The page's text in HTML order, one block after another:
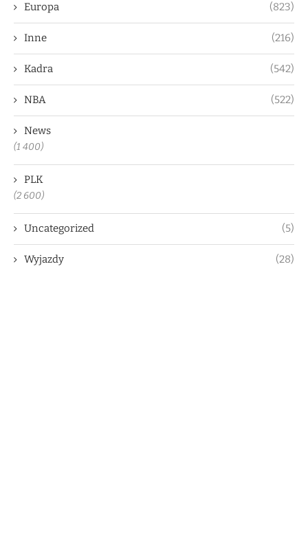
Europa (823)
Inne (216)
Kadra (542)
NBA (522)
News
(1 400)
PLK
(2 600)
Uncategorized (5)
Wyjazdy (28)